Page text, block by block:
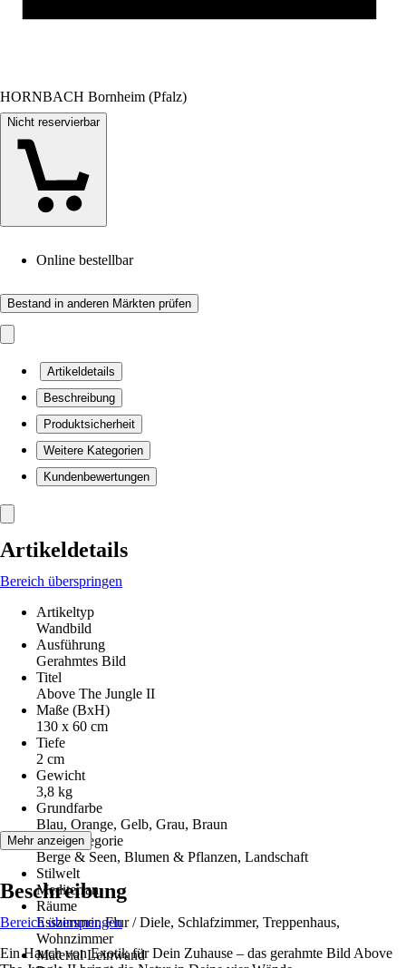
HORNBACH Bornheim (Pfalz)
Nicht reservierbar
Online bestellbar
Bestand in anderen Märkten prüfen
Artikeldetails
Beschreibung
Produktsicherheit
Weitere Kategorien
Kundenbewertungen
Artikeldetails
Bereich überspringen
Artikeltyp
Wandbild
Ausführung
Gerahmtes Bild
Titel
Above The Jungle II
Maße (BxH)
130 x 60 cm
Tiefe
2 cm
Gewicht
3,8 kg
Grundfarbe
Blau, Orange, Gelb, Grau, Braun
Motivkategorie
Berge & Seen, Blumen & Pflanzen, Landschaft
Stilwelt
Mediterran
Räume
Esszimmer, Flur / Diele, Schlafzimmer, Treppenhaus,
Wohnzimmer
Material Leinwand
Mehr anzeigen
Beschreibung
Bereich überspringen
Ein Hauch von Exotik für Dein Zuhause – das gerahmte Bild Above